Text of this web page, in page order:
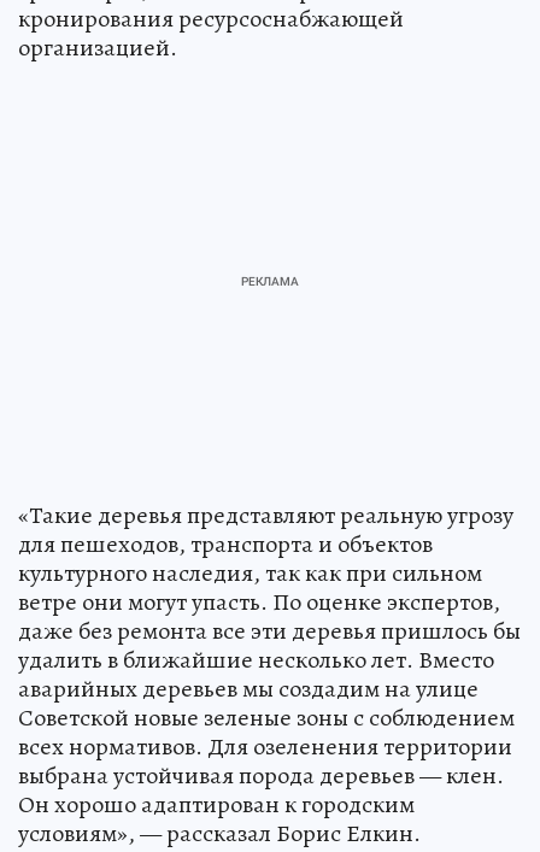
кронирования ресурсоснабжающей
организацией.
«Такие деревья представляют реальную угрозу
для пешеходов, транспорта и объектов
культурного наследия, так как при сильном
ветре они могут упасть. По оценке экспертов,
даже без ремонта все эти деревья пришлось бы
удалить в ближайшие несколько лет. Вместо
аварийных деревьев мы создадим на улице
Советской новые зеленые зоны с соблюдением
всех нормативов. Для озеленения территории
выбрана устойчивая порода деревьев — клен.
Он хорошо адаптирован к городским
условиям», — рассказал Борис Елкин.